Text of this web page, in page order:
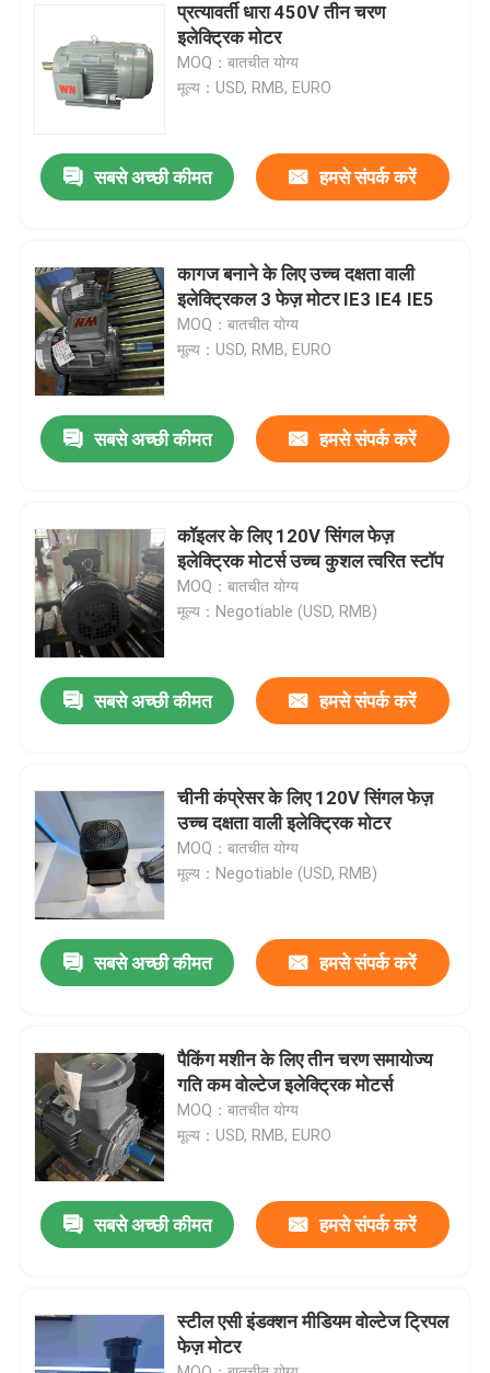
उत्पादों
वीडियो
हमारे बारे में
गुणवत्ता नियंत्रण
संपर्क करें
एक उद्धरण का अनुरोध करें
सिंगल फेज इलेक्ट्रिक मोटर्स
प्रत्यावर्ती धारा 450V तीन चरण
इलेक्ट्रिक मोटर
MOQ：बातचीत योग्य
मूल्य：USD, RMB, EURO
सबसे अच्छी कीमत हमसे संपर्क करें
कागज बनाने के लिए उच्च दक्षता वाली
इलेक्ट्रिकल 3 फेज़ मोटर IE3 IE4 IE5
MOQ：बातचीत योग्य
मूल्य：USD, RMB, EURO
सबसे अच्छी कीमत हमसे संपर्क करें
कॉइलर के लिए 120V सिंगल फेज़
इलेक्ट्रिक मोटर्स उच्च कुशल त्वरित स्टॉप
MOQ：बातचीत योग्य
मूल्य：Negotiable (USD, RMB)
सबसे अच्छी कीमत हमसे संपर्क करें
चीनी कंप्रेसर के लिए 120V सिंगल फेज़
उच्च दक्षता वाली इलेक्ट्रिक मोटर
MOQ：बातचीत योग्य
मूल्य：Negotiable (USD, RMB)
सबसे अच्छी कीमत हमसे संपर्क करें
पैकिंग मशीन के लिए तीन चरण समायोज्य
गति कम वोल्टेज इलेक्ट्रिक मोटर्स
MOQ：बातचीत योग्य
मूल्य：USD, RMB, EURO
सबसे अच्छी कीमत हमसे संपर्क करें
स्टील एसी इंडक्शन मीडियम वोल्टेज ट्रिपल
फेज़ मोटर